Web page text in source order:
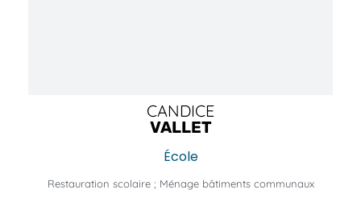
CANDICE
VALLET
École
Restauration scolaire ; Ménage bâtiments communaux